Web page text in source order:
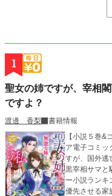
1
聖女の姉ですが、宰相
ですよ？
渡邊 香梨
書籍情報
【小説５巻&
ア電子コミ
すが、国外逃
黒宰相サマと駆け落ち
ー小説ランキング
優先させる家